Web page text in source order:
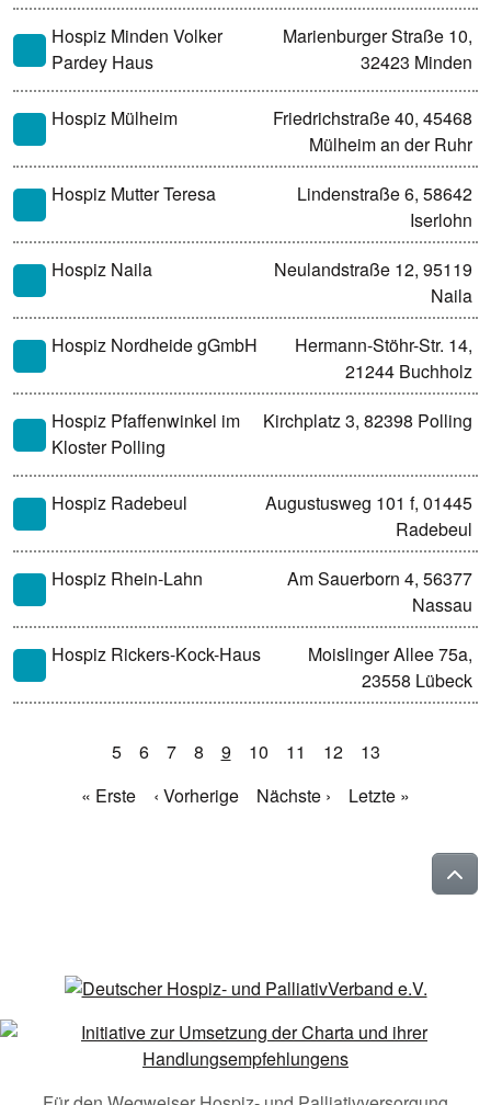
Hospiz Minden Volker
Pardey Haus
Marienburger Straße 10,
32423 Minden
Hospiz Mülheim
Friedrichstraße 40, 45468
Mülheim an der Ruhr
Hospiz Mutter Teresa
Lindenstraße 6, 58642
Iserlohn
Hospiz Naila
Neulandstraße 12, 95119
Naila
Hospiz Nordheide gGmbH
Hermann-Stöhr-Str. 14,
21244 Buchholz
Hospiz Pfaffenwinkel im
Kloster Polling
Kirchplatz 3, 82398 Polling
Hospiz Radebeul
Augustusweg 101 f, 01445
Radebeul
Hospiz Rhein-Lahn
Am Sauerborn 4, 56377
Nassau
Hospiz Rickers-Kock-Haus
Moislinger Allee 75a,
23558 Lübeck
5 6 7 8 9 10 11 12
13
« Erste
‹ Vorherige Nächste › Letzte »